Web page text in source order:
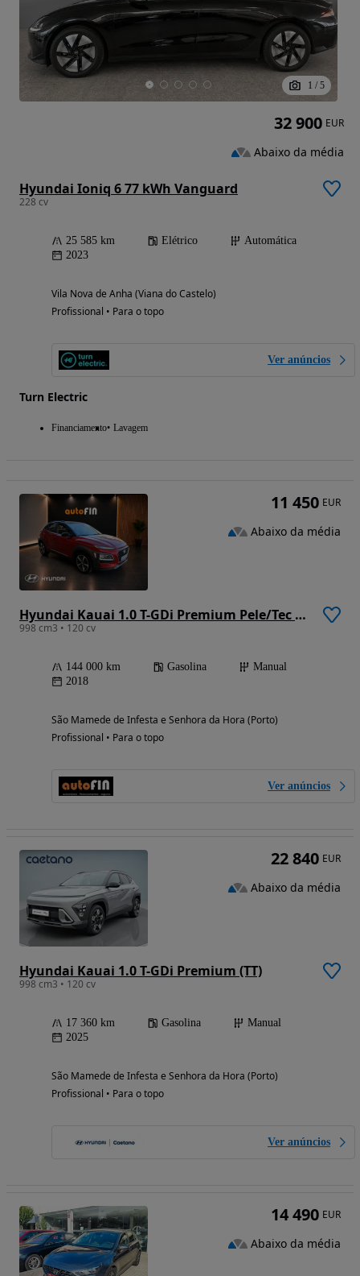
1 / 5
Hyundai Ioniq 6 77 kWh Vanguard
228 cv
25 585 km Elétrico
Automática
2023
Vila Nova de Anha (Viana do Castelo)
Profissional • Para o topo
Ver anúncios
Turn Electric
Financiamento Lavagem
32 900 EUR
Abaixo da média
Hyundai Kauai 1.0 T-GDi Premium Pele/Tec Ver.+Nav+Vision
998 cm3 • 120 cv
144 000 km Gasolina
Manual
2018
São Mamede de Infesta e Senhora da Hora (Porto)
Profissional • Para o topo
Ver anúncios
11 450 EUR
Abaixo da média
Hyundai Kauai 1.0 T-GDi Premium (TT)
998 cm3 • 120 cv
17 360 km Gasolina
Manual
2025
São Mamede de Infesta e Senhora da Hora (Porto)
Profissional • Para o topo
Ver anúncios
22 840 EUR
Abaixo da média
14 490 EUR
Abaixo da média